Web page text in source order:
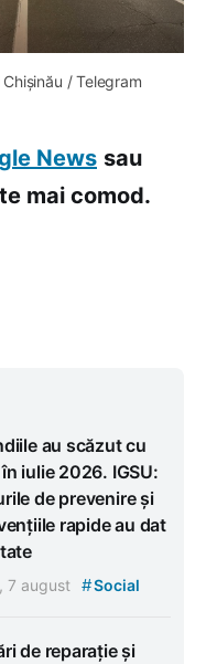
/ Telegram
News sau
mai comod.
au scăzut cu
iulie 2026. IGSU:
de prevenire și
rapide au dat
7 august #Social
de reparație și